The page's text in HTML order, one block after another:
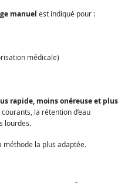
manuel est indiqué pour :
médicale)
rapide, moins onéreuse et plus
la rétention d’eau
lourdes.
méthode la plus adaptée.